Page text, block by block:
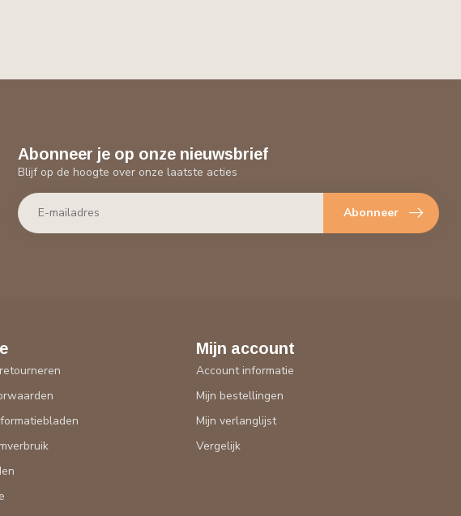
Abonneer je op onze nieuwsbrief
Blijf op de hoogte over onze laatste acties
Abonneer
Mijn account
Account informatie
Mijn bestellingen
Mijn verlanglijst
Vergelijk